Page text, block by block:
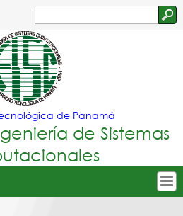
to navigation
Formulario
de
búsqueda
de Panamá
de Sistemas